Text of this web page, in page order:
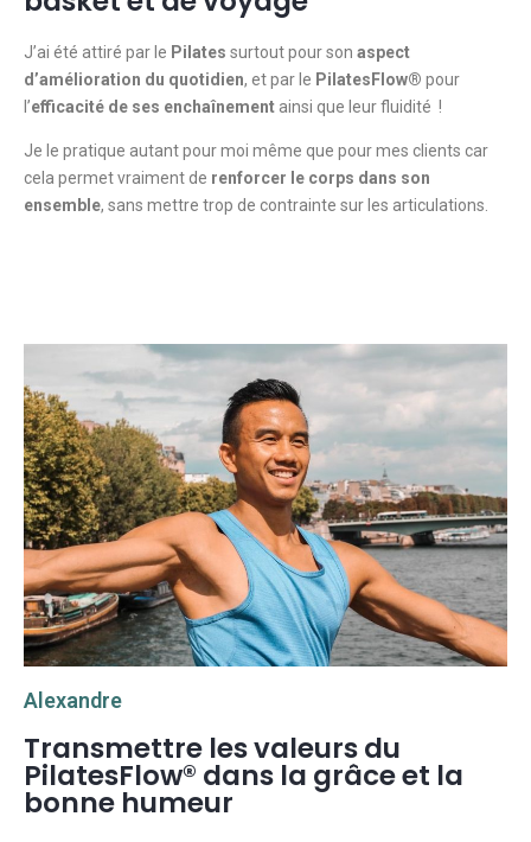
J’ai été attiré par le Pilates surtout pour son aspect
d’amélioration du quotidien, et par le PilatesFlow® pour
l’efficacité de ses enchaînement ainsi que leur fluidité !
Je le pratique autant pour moi même que pour mes clients car
cela permet vraiment de renforcer le corps dans son
ensemble, sans mettre trop de contrainte sur les articulations.
Alexandre
Transmettre les valeurs du
PilatesFlow® dans la grâce et la
bonne humeur